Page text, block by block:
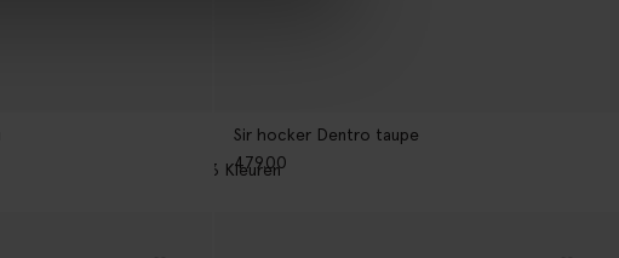
Sir hocker Dentro taupe
479.00
3 Kleuren